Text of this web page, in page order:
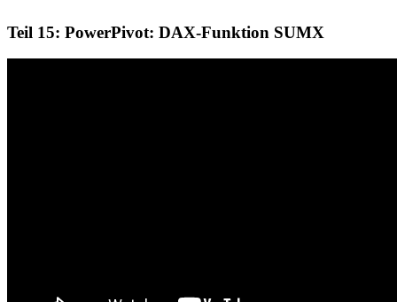
Teil 15: PowerPivot: DAX-Funktion SUMX